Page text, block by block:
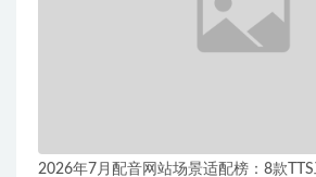
2026年7月配音网站场景适配榜：8款